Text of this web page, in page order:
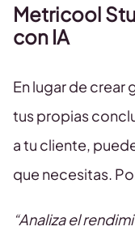
Metricool
con IA
En lugar de crear
tus propias
a tu cliente,
que necesitas.
“Analiza el